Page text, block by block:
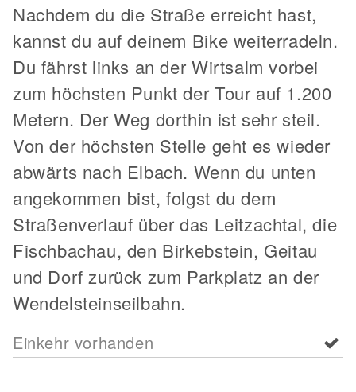
Nachdem du die Straße erreicht hast,
kannst du auf deinem Bike weiterradeln.
Du fährst links an der Wirtsalm vorbei
zum höchsten Punkt der Tour auf 1.200
Metern. Der Weg dorthin ist sehr steil.
Von der höchsten Stelle geht es wieder
abwärts nach Elbach. Wenn du unten
angekommen bist, folgst du dem
Straßenverlauf über das Leitzachtal, die
Fischbachau, den Birkebstein, Geitau
und Dorf zurück zum Parkplatz an der
Wendelsteinseilbahn.
Einkehr vorhanden